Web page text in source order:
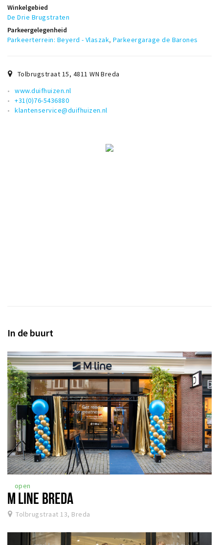
Winkelgebied
De Drie Brugstraten
Parkeergelegenheid
Parkeerterrein: Beyerd - Vlaszak,Parkeergarage de Barones
Tolbrugstraat 15, 4811 WN Breda
www.duifhuizen.nl
+31(0)76-5436880
klantenservice@duifhuizen.nl
In de buurt
open
M LINE BREDA
Tolbrugstraat 13, Breda